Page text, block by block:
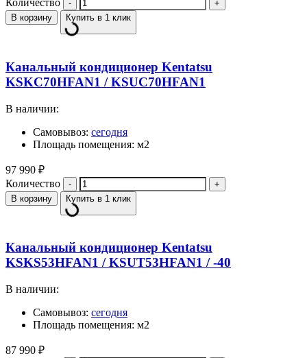
Количество
В корзину Купить в 1 клик
Канальный кондиционер Kentatsu
KSKC70HFAN1 / KSUC70HFAN1
В наличии:
Самовывоз: сегодня
Площадь помещения: м2
97 990 ₽
Количество
В корзину Купить в 1 клик
Канальный кондиционер Kentatsu
KSKS53HFAN1 / KSUT53HFAN1 / -40
В наличии:
Самовывоз: сегодня
Площадь помещения: м2
87 990 ₽